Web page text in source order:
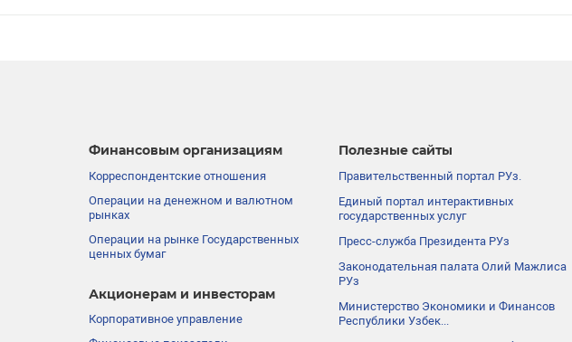
Финансовым организациям
Корреспондентские отношения
Операции на денежном и валютном
рынках
Операции на рынке Государственных
ценных бумаг
Акционерам и инвесторам
Корпоративное управление
Полезные сайты
Правительственный портал РУз.
Единый портал интерактивных
государственных услуг
Пресс-служба Президента РУз
Законодательная палата Олий Мажлиса
РУз
Министерство Экономики и Финансов
Республики Узбек...